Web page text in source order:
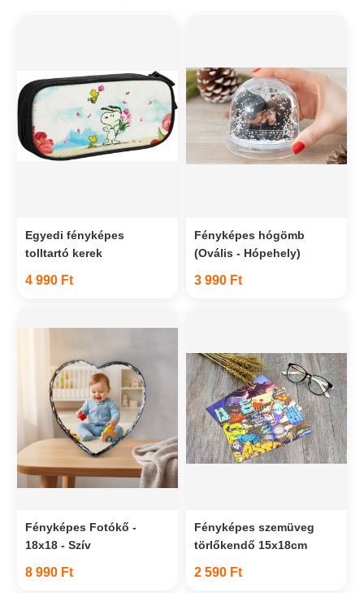
Egyedi fényképes
tolltartó kerek
4 990 Ft
Fényképes hógömb
(Ovális - Hópehely)
3 990 Ft
Fényképes Fotókő -
18x18 - Szív
8 990 Ft
Fényképes szemüveg
törlőkendő 15x18cm
2 590 Ft